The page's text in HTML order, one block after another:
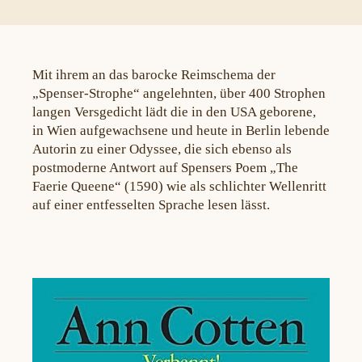
Mit ihrem an das barocke Reimschema der
„Spenser-Strophe“ angelehnten, über 400 Strophen
langen Versgedicht lädt die in den USA geborene,
in Wien aufgewachsene und heute in Berlin lebende
Autorin zu einer Odyssee, die sich ebenso als
postmoderne Antwort auf Spensers Poem „The
Faerie Queene“ (1590) wie als schlichter Wellenritt
auf einer entfesselten Sprache lesen lässt.